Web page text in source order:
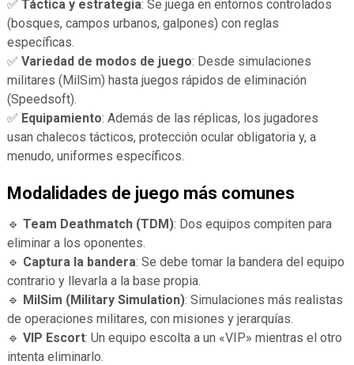
✅ Táctica y estrategia: Se juega en entornos controlados
(bosques, campos urbanos, galpones) con reglas
específicas.
✅ Variedad de modos de juego: Desde simulaciones
militares (MilSim) hasta juegos rápidos de eliminación
(Speedsoft).
✅ Equipamiento: Además de las réplicas, los jugadores
usan chalecos tácticos, protección ocular obligatoria y, a
menudo, uniformes específicos.
Modalidades de juego más comunes
🔹 Team Deathmatch (TDM): Dos equipos compiten para
eliminar a los oponentes.
🔹 Captura la bandera: Se debe tomar la bandera del equipo
contrario y llevarla a la base propia.
🔹 MilSim (Military Simulation): Simulaciones más realistas
de operaciones militares, con misiones y jerarquías.
🔹 VIP Escort: Un equipo escolta a un «VIP» mientras el otro
intenta eliminarlo.